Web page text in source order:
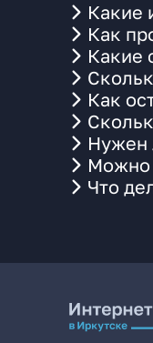
Какие
Как
Какие
Как
Нужен
Можно
Что